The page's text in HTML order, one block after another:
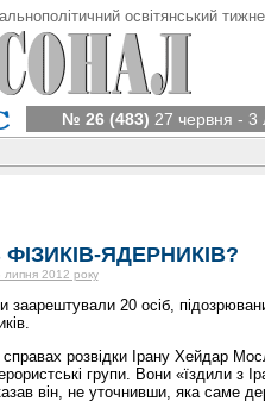
освітянський
№ 26 (483) 27 червня - 3
ЯДЕРНИКІВ?
2012 року
заарештували 20 осіб,
справах розвідки Ірану Хейдар
групи. Вони «їздили з
він, не уточнивши, яка саме